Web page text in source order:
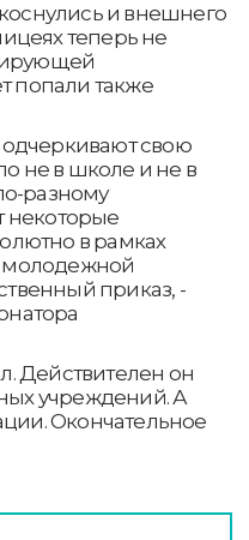
и внешнего
теперь не
попали также
свою
не в школе и не в
разному
некоторые
в рамках
молодежной
приказ, -
Действителен он
учреждений. А
Окончательное